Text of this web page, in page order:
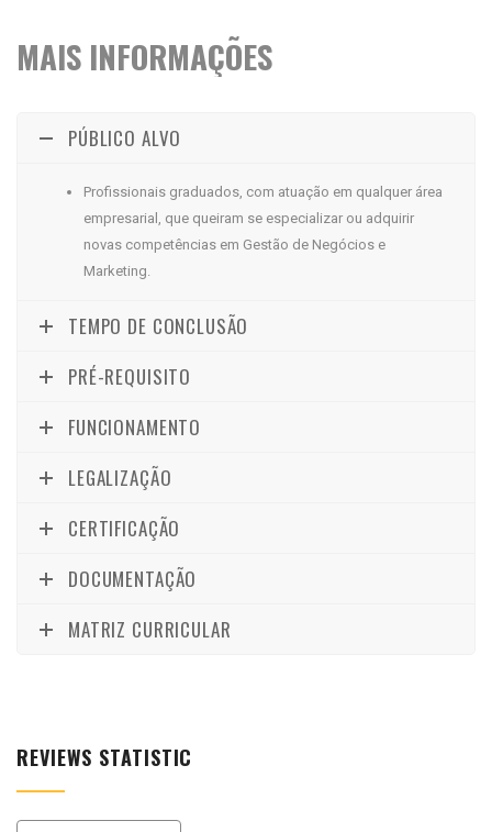
MAIS INFORMAÇÕES
PÚBLICO ALVO
Profissionais graduados, com atuação em qualquer área
empresarial, que queiram se especializar ou adquirir
novas competências em Gestão de Negócios e
Marketing.
TEMPO DE CONCLUSÃO
PRÉ-REQUISITO
FUNCIONAMENTO
LEGALIZAÇÃO
CERTIFICAÇÃO
DOCUMENTAÇÃO
MATRIZ CURRICULAR
REVIEWS STATISTIC